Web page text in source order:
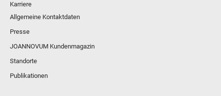
Karriere
Allgemeine Kontaktdaten
Presse
JOANNOVUM Kundenmagazin
Standorte
Publikationen